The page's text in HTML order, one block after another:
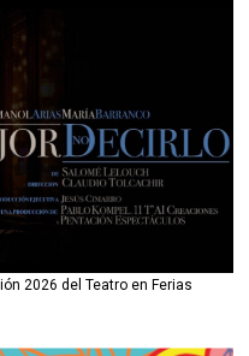
2026 del Teatro en Ferias